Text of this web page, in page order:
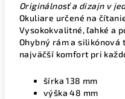
Originálnosť a dizajn v
Okuliare určené na
Vysokokvalitné, ľahké a
Ohybný rám a silikónová
najväčší komfort pri
šírka 138 mm
výška 48 mm